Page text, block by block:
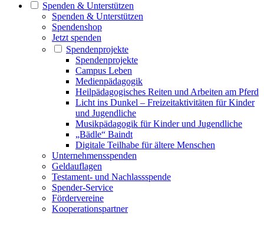
Spenden & Unterstützen
Spenden & Unterstützen
Spendenshop
Jetzt spenden
Spendenprojekte
Spendenprojekte
Campus Leben
Medienpädagogik
Heilpädagogisches Reiten und Arbeiten am Pferd
Licht ins Dunkel – Freizeitaktivitäten für Kinder
und Jugendliche
Musikpädagogik für Kinder und Jugendliche
„Bädle“ Baindt
Digitale Teilhabe für ältere Menschen
Unternehmensspenden
Geldauflagen
Testament- und Nachlassspende
Spender-Service
Fördervereine
Kooperationspartner